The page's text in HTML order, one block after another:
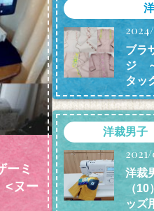
ーミ
<ヌー
ブラ
ジ
タッ
洋裁男子
洋裁
（
ッズ